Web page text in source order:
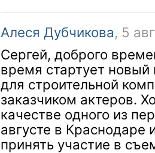
Алеся Дубчикова, 5
Сергей, доброго
время стартует
для строительной
заказчиком актеров.
качестве одного из
августе в Краснодаре
принять участие в